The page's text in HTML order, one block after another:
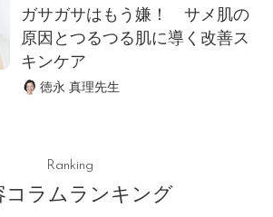
ガサガサはもう嫌！ サメ肌の
原因とつるつる肌に導く改善ス
キンケア
徳永 真理先生
Ranking
コラムランキング